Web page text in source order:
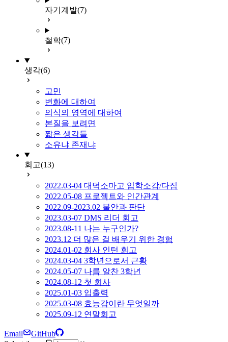
자기계발(7)
철학(7)
생각(6)
고민
변화에 대하여
의식의 영역에 대하여
본질을 보려면
짧은 생각들
소유냐 존재냐
회고(13)
2022.03-04 대덕소마고 입학소감/다짐
2022.05-08 프로젝트와 인간관계
2022.09-2023.02 불안과 판단
2023.03-07 DMS 리더 회고
2023.08-11 나는 누구인가?
2023.12 더 많은 걸 배우기 위한 경험
2024.01-02 회사 인턴 회고
2024.03-04 3학년으로서 근황
2024.05-07 나름 알찬 3학년
2024.08-12 첫 회사
2025.01-03 입출력
2025.03-08 효능감이란 무엇일까
2025.09-12 연말회고
Email
GitHub